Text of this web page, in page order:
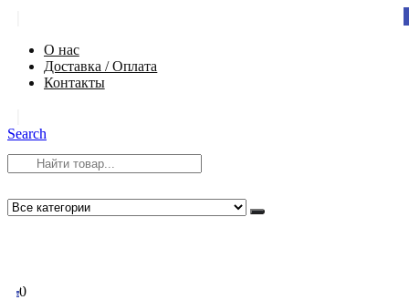
О нас
Доставка / Оплата
Контакты
Search
00